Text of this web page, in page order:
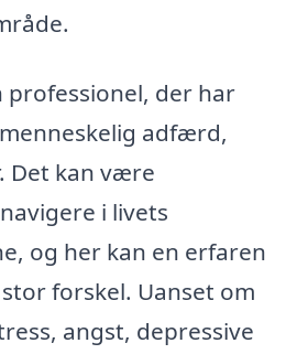
professionel, der har
adfærd,
Det kan være
i livets
og her kan en erfaren
forskel. Uanset om
angst, depressive